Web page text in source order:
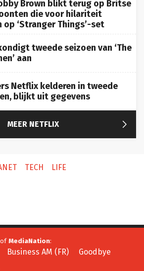
die voor hilariteit
op ‘Stranger Things’-set
tweede seizoen van ‘The
aan
Netflix kelderen in tweede
blijkt uit gegevens
MEER NETFLIX 
TECH LIFE
MediaNation
Business AM (FR) Goodbye